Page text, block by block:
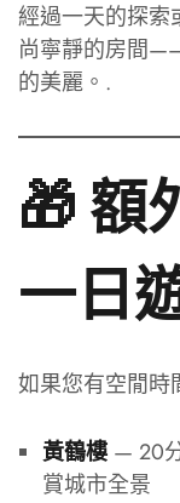
經過一天的探索
尚寧靜的房間
的美麗。.
🎁 額
一日
如果您有空閒時
黃鶴樓— 20
賞城市全景